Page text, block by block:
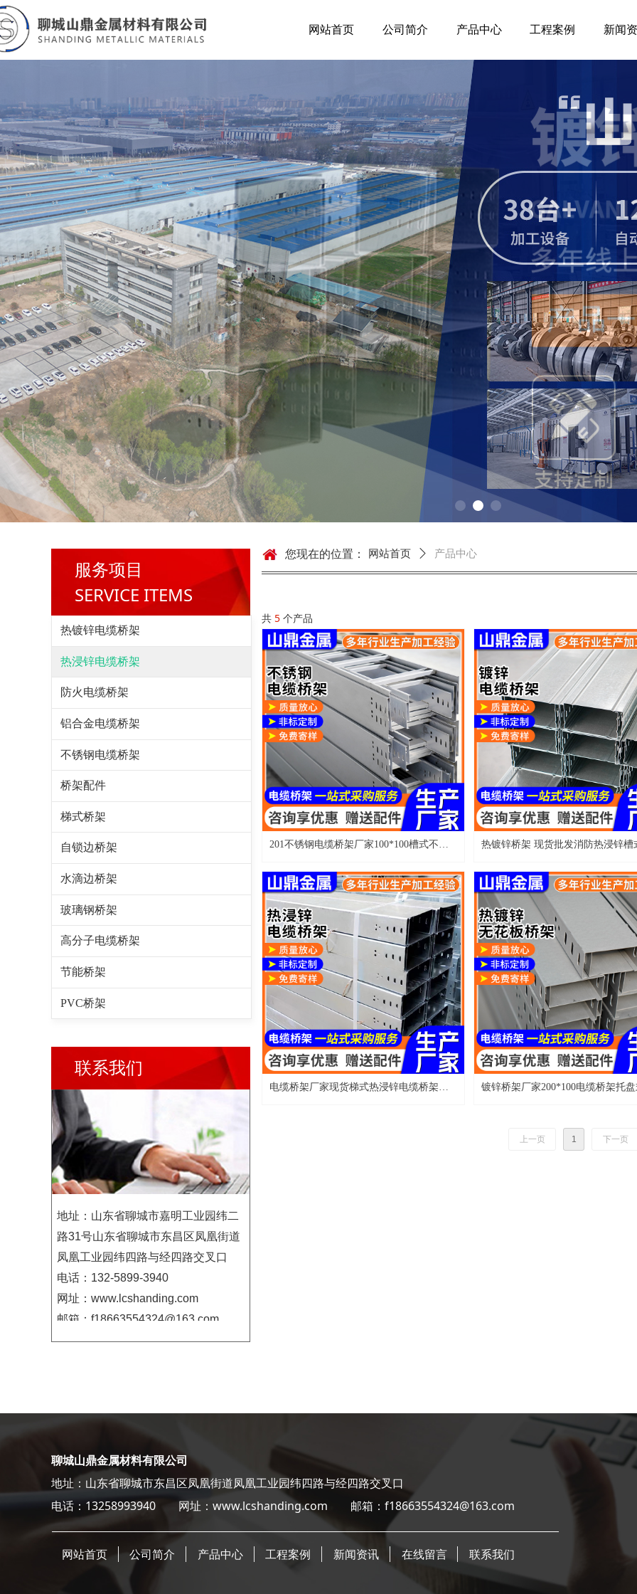
网站首页 公司简介 产品中心 工程案例 新闻
共 5 个产品
201不锈钢电缆桥架厂家100*100槽式不锈
热镀锌桥架 现货批发消防热浸锌槽
电缆桥架厂家现货梯式热浸锌电缆桥架盖
镀锌桥架厂家200*100电缆桥架托
上一页 1 下一页
您现在的位置： 网站首页 ꄲ 产品中心
热镀锌电缆桥架
热浸锌电缆桥架
防火电缆桥架
铝合金电缆桥架
不锈钢电缆桥架
桥架配件
梯式桥架
自锁边桥架
水滴边桥架
玻璃钢桥架
高分子电缆桥架
节能桥架
PVC桥架
服务项目
SERVICE ITEMS
联系我们
地址：山东省聊城市嘉明工业园纬二
路31号山东省聊城市东昌区凤凰街道
凤凰工业园纬四路与经四路交叉口
电话：132-5899-3940
网址：www.lcshanding.com
邮箱：f18663554324@163.com
聊城山鼎金属材料有限公司
地址：山东省聊城市东昌区凤凰街道凤凰工业园纬四路与经四路交叉口
电话：13258993940 网址：www.lcshanding.com 邮箱：f18663554324@163.com
网站首页 公司简介 产品中心 工程案例 新闻资讯 在线留言 联系我们